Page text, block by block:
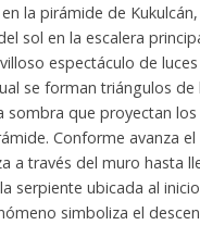
la pirámide de
sol en la escalera
espectáculo de
se forman triángulos de
sombra que proyectan los
Conforme avanza el
a través del muro hasta
serpiente ubicada al
simboliza el